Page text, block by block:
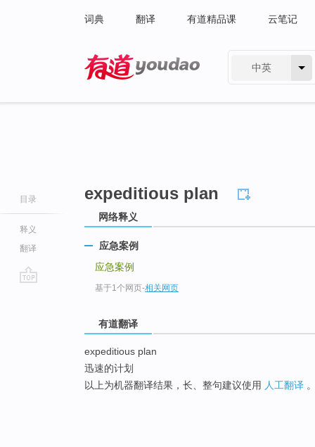
词典 翻译 有道精品课 云笔记
中英
目录
释义
翻译
expeditious plan
网络释义
应急案例
应急案例
基于1个网页-相关网页
有道翻译
expeditious plan
迅速的计划
以上为机器翻译结果，长、整句建议使用 人工翻译